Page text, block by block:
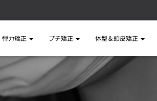
弾力矯正 プチ矯正 体型＆頭皮矯正